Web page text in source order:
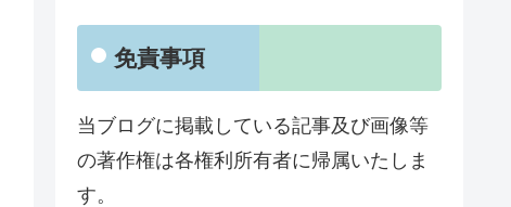
免責事項
当ブログに掲載している記事及び画像等
の著作権は各権利所有者に帰属いたしま
す。